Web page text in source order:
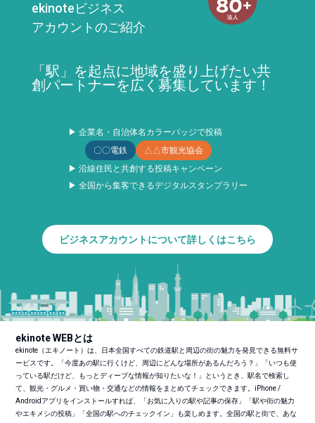
ekinoteビジネス
アカウントのご紹介
「駅」を起点に地域を盛り上げたい共
創パートナーを広く募集しています！
▶ 企業名・自治体名カラーバッジで投稿
〇〇電鉄
△△市観光協会
▶ 沿線住民と共創する投稿キャンペーン
▶ 全国から集客できるデジタルスタンプラリー
ビジネスアカウントについて詳しくはこちら
ekinote WEBとは
ekinote（エキノート）は、日本全国すべての鉄道駅と周辺の街の魅力を発見できる無料サ
ービスです。「今度あの駅に行くけど、周辺にどんな場所があるんだろう？」「いつも使
っている駅だけど、もっとディープな情報が知りたいな！」というとき、駅名で検索し
て、観光・グルメ・買い物・交通などの情報をまとめてチェックできます。iPhone /
Androidアプリをインストールすれば、「お気に入りの駅や記事の保存」「駅や街の魅力
やエキメシの投稿」「全国の駅へのチェックイン」も楽しめます。全国の駅と街で、あな